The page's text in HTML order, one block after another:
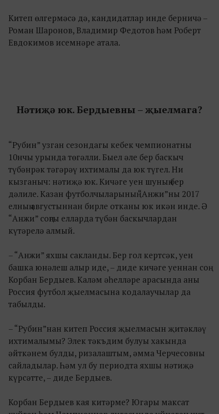
Китеп өлгермәсә дә, кандидатлар инде берничә –
Роман Шаронов, Владимир Федотов һәм Роберт
Евдокимов исемнәре атала.
Нәтиҗә юк. Бердыевны – җыелмага?
“Рубин” узган сезондагы кебек чемпионатны
10нчы урында төгәлли. Быел әле бер баскыч
түбәнрәк тәгәрәү ихтималы да юк түгел. Ни
кызганыч: нәтиҗә юк. Кичәге уен шуның бер
дәлиле. Казан футболчыларының “Анжи”ны 2017
елның августыннан бирле отканы юк икән инде. Ә
“Анжи” соңгы елларда түбән баскычлардан
күтәрелә алмый.
– “Анжи” яхшы сакланды. Бер гол кертсәк, уен
башка юнәлеш алыр иде, – диде кичәге уеннан соң
Корбан Бердыев. Каләм әһелләре арасында аны
Россия футбол җыелмасына кодалаучылар да
табылды.
– “Рубин”нан китеп Россия җыелмасын җитәкләү
ихтималымы? Элек тәкъдим булуы хакында
әйткәнем булды, ризалаштым, әмма Черчесовны
сайладылар. Һәм ул бу периодта яхшы нәтиҗә
күрсәтте, – диде Бердыев.
Корбан Бердыев кая китәрме? Югары максат